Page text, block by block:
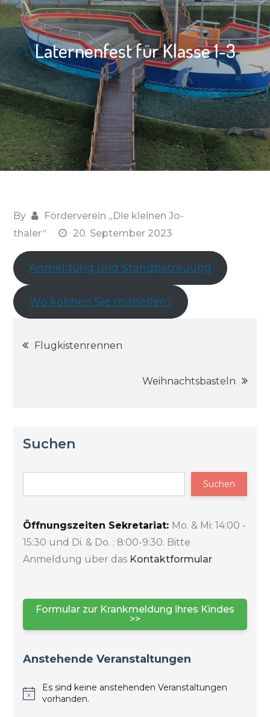
Laternenfest für Klasse 1-3
By
Förderverein „Die kleinen Jo-
thaler“
20. September 2023
Anmeldung und Standbetreuung
Wo können Sie mithelfen?
Beitragsnavigation
Flugkistenrennen
Weihnachtsbasteln
Suchen
Suchen
Öffnungszeiten Sekretariat: Mo. & Mi: 14:00 -
15:30 und Di. & Do. : 8:00-9:30. Bitte
Anmeldung über das Kontaktformular
Formular zur Krankmeldung ihres Kindes
>>
Anstehende Veranstaltungen
Es sind keine anstehenden Veranstaltungen
vorhanden.